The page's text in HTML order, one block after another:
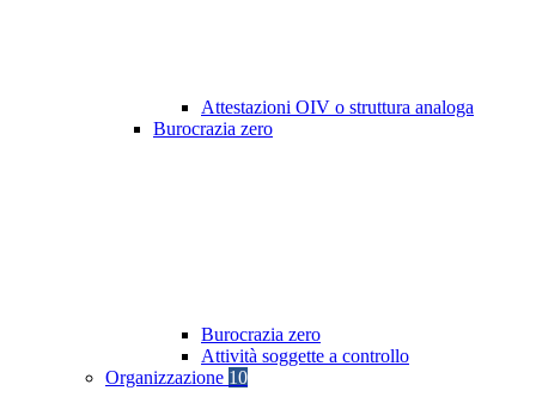
Attestazioni OIV o struttura analoga
Burocrazia zero
Burocrazia zero
Attività soggette a controllo
Organizzazione 10